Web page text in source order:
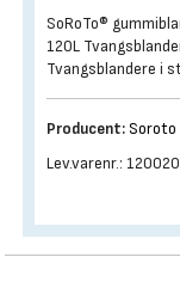
SoRoTo®
120L
Tvangsblandere i
Producent: Soroto
Lev.varenr.: 120020